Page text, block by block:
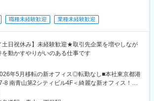
職種未経験歓迎 業種未経験歓迎
土日祝休み】未経験歓迎★取引先企業を増やしなが
を動かすやりがいのある仕事です
年5月移転の新オフィス◎転勤なし■本社東京都港
8 南青山第2シティビル4F＜綺麗な新オフィス！＞
移転したばかりの、綺麗なオフィスが勤務地です！